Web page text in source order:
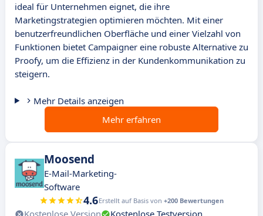
ideal für Unternehmen eignet, die ihre
Marketingstrategien optimieren möchten. Mit einer
benutzerfreundlichen Oberfläche und einer Vielzahl von
Funktionen bietet Campaigner eine robuste Alternative zu
Proofy, um die Effizienz in der Kundenkommunikation zu
steigern.
Mehr Details anzeigen
Mehr erfahren
Moosend
E-Mail-Marketing-
Software
4.6Erstellt auf Basis von +200 Bewertungen